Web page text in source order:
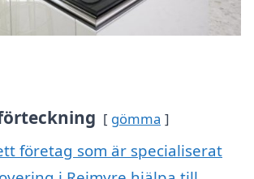
gömma
företag som är specialiserat